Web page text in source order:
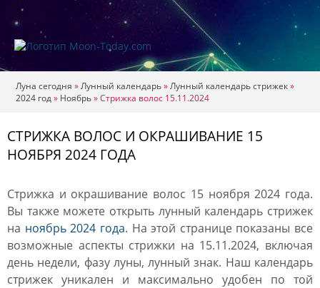
Луна сегодня »Лунный календарь»Лунный календарь стрижек»
2024 год» Ноябрь»Стрижка волос 15.11.2024
СТРИЖКА ВОЛОС И ОКРАШИВАНИЕ 15
НОЯБРЯ 2024 ГОДА
Стрижка и окрашивание волос 15 ноября 2024 года.
Вы также можете открыть лунный календарь стрижек
на ноябрь 2024 года. На этой странице показаны все
возможные аспекты стрижки на 15.11.2024, включая
день недели, фазу луны, лунный знак. Наш календарь
стрижек уникален и максимально удобен по той